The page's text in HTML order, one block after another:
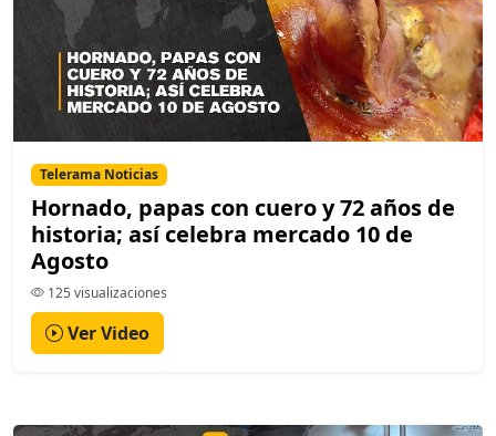
Telerama Noticias
Hornado, papas con cuero y 72 años de
historia; así celebra mercado 10 de
Agosto
125 visualizaciones
Ver Video